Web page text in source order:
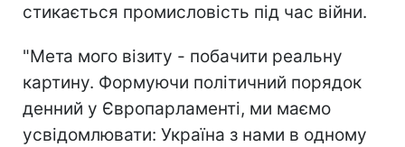
стикається промисловість під час війни.
"Мета мого візиту - побачити реальну
картину. Формуючи політичний порядок
денний у Європарламенті, ми маємо
усвідомлювати: Україна з нами в одному